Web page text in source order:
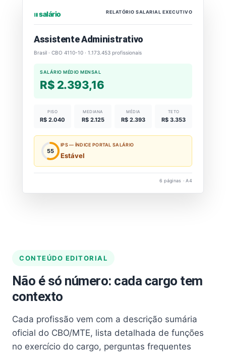
⏐⏐⏐ salário RELATÓRIO SALARIAL EXECUTIVO
Assistente Administrativo
Brasil · CBO 4110-10 · 1.173.453 profissionais
SALÁRIO MÉDIO MENSAL
R$ 2.393,16
PISO
R$ 2.040
MEDIANA
R$ 2.125
MÉDIA
R$ 2.393
TETO
R$ 3.353
55
IPS — ÍNDICE PORTAL SALÁRIO
Estável
6 páginas · A4
CONTEÚDO EDITORIAL
Não é só número: cada cargo tem
contexto
Cada profissão vem com a descrição sumária
oficial do CBO/MTE, lista detalhada de funções
no exercício do cargo, perguntas frequentes